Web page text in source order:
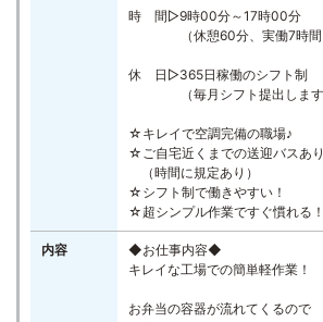
時 間▷9時00分～17時00分
（休憩60分、実働7時間
休 日▷365日稼働のシ
（毎月シフト提出します
☆キレイで空調完備の職場♪
☆ご自宅近くまでの送迎バスあ
（時間に規定あり）
☆シフト制で働きやすい！
☆超シンプル作業ですぐ慣れる！
内容
◆お仕事内容◆
キレイな工場での簡単軽作業！
お弁当の容器が流れてくるので